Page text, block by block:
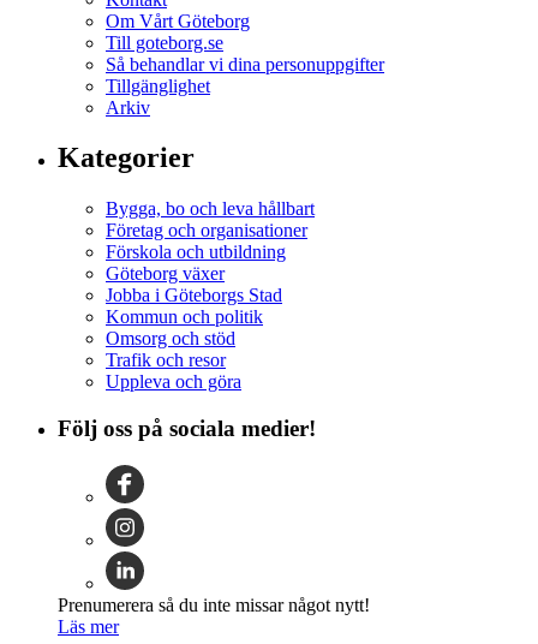
Om Vårt Göteborg
Till goteborg.se
Så behandlar vi dina personuppgifter
Tillgänglighet
Arkiv
Kategorier
Bygga, bo och leva hållbart
Företag och organisationer
Förskola och utbildning
Göteborg växer
Jobba i Göteborgs Stad
Kommun och politik
Omsorg och stöd
Trafik och resor
Uppleva och göra
Följ oss på sociala medier!
Prenumerera så du inte missar något nytt!
Läs mer